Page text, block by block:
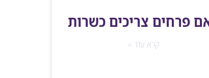
פרחים צריכים כשרות
קרא עוד »